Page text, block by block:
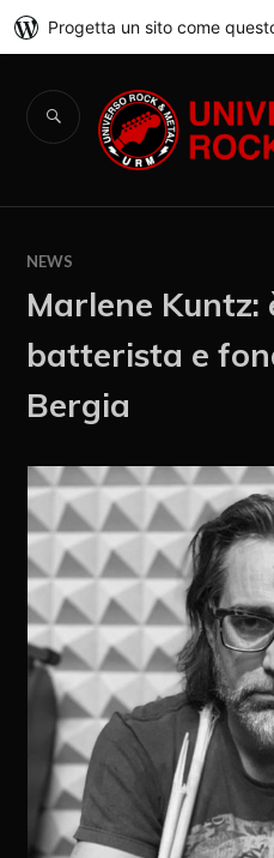
NEWS
Marlene Kuntz:
batterista e
Bergia
Progetta un sito come